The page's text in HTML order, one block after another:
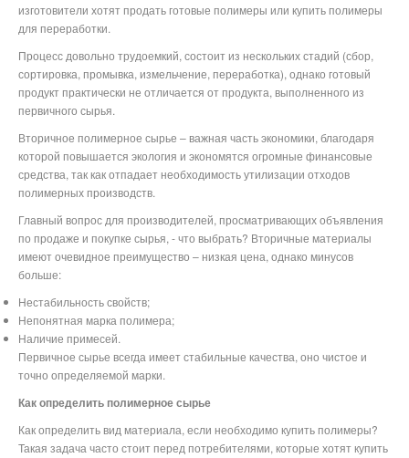
изготовители хотят продать готовые полимеры или купить полимеры
для переработки.
Процесс довольно трудоемкий, состоит из нескольких стадий (сбор,
сортировка, промывка, измельчение, переработка), однако готовый
продукт практически не отличается от продукта, выполненного из
первичного сырья.
Вторичное полимерное сырье – важная часть экономики, благодаря
которой повышается экология и экономятся огромные финансовые
средства, так как отпадает необходимость утилизации отходов
полимерных производств.
Главный вопрос для производителей, просматривающих объявления
по продаже и покупке сырья, - что выбрать? Вторичные материалы
имеют очевидное преимущество – низкая цена, однако минусов
больше:
Нестабильность свойств;
Непонятная марка полимера;
Наличие примесей.
Первичное сырье всегда имеет стабильные качества, оно чистое и
точно определяемой марки.
Как определить полимерное сырье
Как определить вид материала, если необходимо купить полимеры?
Такая задача часто стоит перед потребителями, которые хотят купить